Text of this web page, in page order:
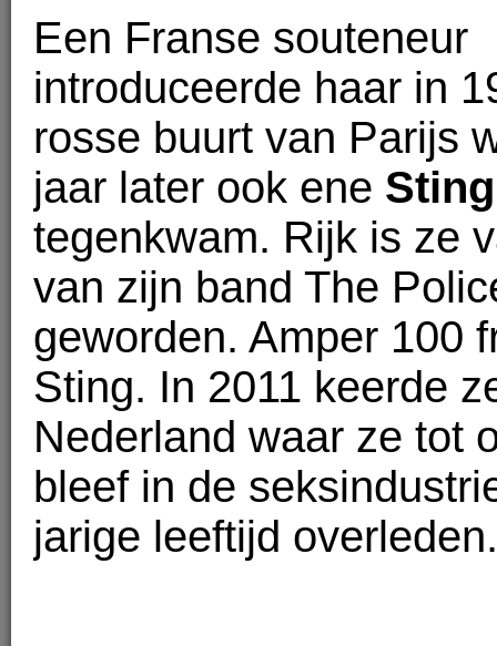
Een Franse souteneur
introduceerde haar in
rosse buurt van Parijs
jaar later ook ene Sting
tegenkwam. Rijk is ze
van zijn band The
geworden. Amper 100
Sting. In 2011 keerde
Nederland waar ze tot
bleef in de
jarige leeftijd overleden.